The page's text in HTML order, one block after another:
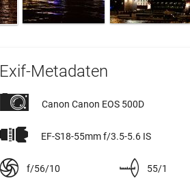
Exif-Metadaten
Canon Canon EOS 500D
EF-S18-55mm f/3.5-5.6 IS
f/56/10 55/1